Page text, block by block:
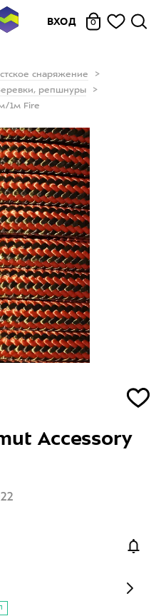
ВХОД 0
снаряжение
репшнуры
1м Fire
Accessory